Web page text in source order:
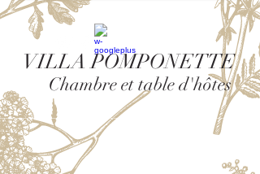
VILLA POMPONETTE
Chambre et table d'hôtes